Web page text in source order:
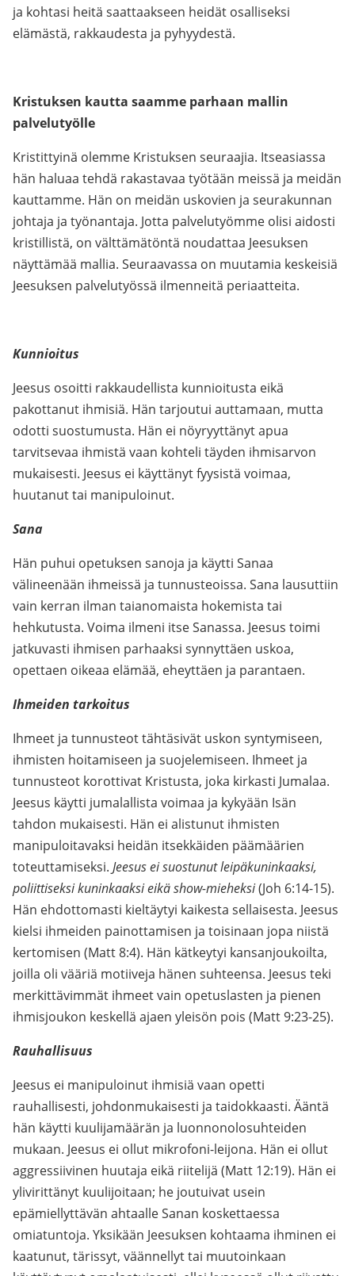
ja kohtasi heitä saattaakseen heidät osalliseksi
elämästä, rakkaudesta ja pyhyydestä.
Kristuksen kautta saamme parhaan mallin
palvelutyölle
Kristittyinä olemme Kristuksen seuraajia. Itseasiassa
hän haluaa tehdä rakastavaa työtään meissä ja meidän
kauttamme. Hän on meidän uskovien ja seurakunnan
johtaja ja työnantaja. Jotta palvelutyömme olisi aidosti
kristillistä, on välttämätöntä noudattaa Jeesuksen
näyttämää mallia. Seuraavassa on muutamia keskeisiä
Jeesuksen palvelutyössä ilmenneitä periaatteita.
Kunnioitus
Jeesus osoitti rakkaudellista kunnioitusta eikä
pakottanut ihmisiä. Hän tarjoutui auttamaan, mutta
odotti suostumusta. Hän ei nöyryyttänyt apua
tarvitsevaa ihmistä vaan kohteli täyden ihmisarvon
mukaisesti. Jeesus ei käyttänyt fyysistä voimaa,
huutanut tai manipuloinut.
Sana
Hän puhui opetuksen sanoja ja käytti Sanaa
välineenään ihmeissä ja tunnusteoissa. Sana lausuttiin
vain kerran ilman taianomaista hokemista tai
hehkutusta. Voima ilmeni itse Sanassa. Jeesus toimi
jatkuvasti ihmisen parhaaksi synnyttäen uskoa,
opettaen oikeaa elämää, eheyttäen ja parantaen.
Ihmeiden tarkoitus
Ihmeet ja tunnusteot tähtäsivät uskon syntymiseen,
ihmisten hoitamiseen ja suojelemiseen. Ihmeet ja
tunnusteot korottivat Kristusta, joka kirkasti Jumalaa.
Jeesus käytti jumalallista voimaa ja kykyään Isän
tahdon mukaisesti. Hän ei alistunut ihmisten
manipuloitavaksi heidän itsekkäiden päämäärien
toteuttamiseksi. Jeesus ei suostunut leipäkuninkaaksi,
poliittiseksi kuninkaaksi eikä show-mieheksi(Joh 6:14-15).
Hän ehdottomasti kieltäytyi kaikesta sellaisesta. Jeesus
kielsi ihmeiden painottamisen ja toisinaan jopa niistä
kertomisen (Matt 8:4). Hän kätkeytyi kansanjoukoilta,
joilla oli vääriä motiiveja hänen suhteensa. Jeesus teki
merkittävimmät ihmeet vain opetuslasten ja pienen
ihmisjoukon keskellä ajaen yleisön pois (Matt 9:23-25).
Rauhallisuus
Jeesus ei manipuloinut ihmisiä vaan opetti
rauhallisesti, johdonmukaisesti ja taidokkaasti. Ääntä
hän käytti kuulijamäärän ja luonnonolosuhteiden
mukaan. Jeesus ei ollut mikrofoni-leijona. Hän ei ollut
aggressiivinen huutaja eikä riitelijä (Matt 12:19). Hän ei
ylivirittänyt kuulijoitaan; he joutuivat usein
epämiellyttävän ahtaalle Sanan koskettaessa
omiatuntoja. Yksikään Jeesuksen kohtaama ihminen ei
kaatunut, tärissyt, väännellyt tai muutoinkaan